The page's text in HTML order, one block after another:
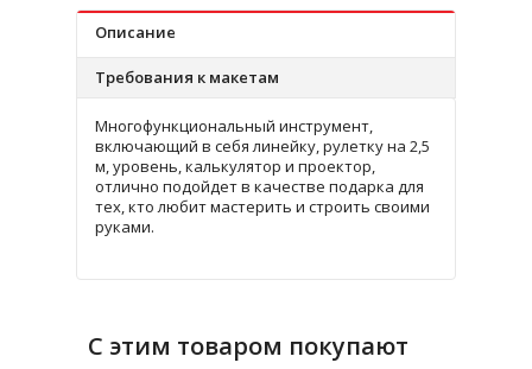
Описание
Требования к макетам
Многофункциональный инструмент,
включающий в себя линейку, рулетку на 2,5
м, уровень, калькулятор и проектор,
отлично подойдет в качестве подарка для
тех, кто любит мастерить и строить своими
руками.
С этим товаром покупают